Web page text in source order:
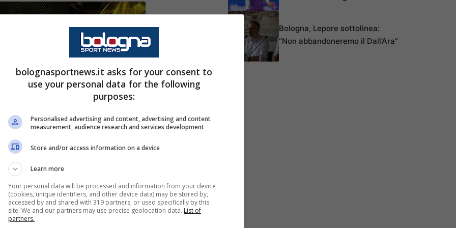
svolta improvvisa e davvero notevole. Il
ha spiegato come stanno realmente le cose
di vista.
che lo ha visto protagonista di una
tutto per arrivare alla rottura in maniera
Inter
di incassare i
euro in meno. Verso gennaio, però,
davvero molto alta, come è normale che sia.
Bologna, Lepore sottolinea:
“Non abbandoneremo il Dall’Ara”
bolognasportnews.it asks for your consent to
use your personal data for the following
purposes:
Personalised advertising and content, advertising and content
measurement, audience research and services development
Store and/or access information on a device
Learn more
Your personal data will be processed and information from your device
(cookies, unique identifiers, and other device data) may be stored by,
accessed by and shared with 319 partners, or used specifically by this
site. We and our partners may use precise geolocation data. List of
partners.